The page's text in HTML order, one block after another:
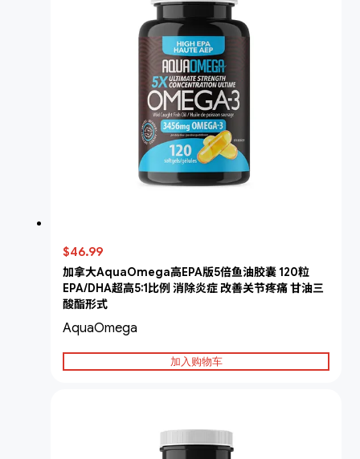
$46.99
加拿大AquaOmega高EPA版5倍鱼油胶囊 120粒
EPA/DHA超高5:1比例 消除炎症 改善关节疼痛 甘油三
酸酯形式
AquaOmega
加入购物车